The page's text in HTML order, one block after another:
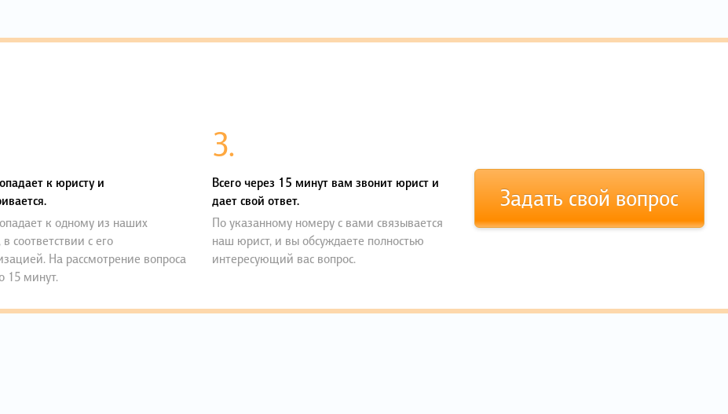
к юристу и
к одному из наших
соответствии с его
На рассмотрение вопроса
15 минут.
3.
Всего через 15 минут вам звонит юрист и
дает свой ответ.
По указанному номеру с вами связывается
наш юрист, и вы обсуждаете полностью
интересующий вас вопрос.
Задать свой вопрос